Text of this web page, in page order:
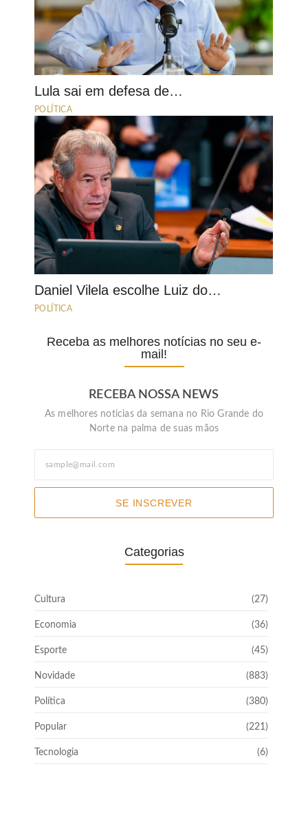
Lula sai em defesa de…
POLÍTICA
Daniel Vilela escolhe Luiz do…
POLÍTICA
Receba as melhores notícias no seu e-
mail!
RECEBA NOSSA NEWS
As melhores noticias da semana no Rio Grande do
Norte na palma de suas mãos
SE INSCREVER
Categorias
Cultura (27)
Economia (36)
Esporte (45)
Novidade (883)
Política (380)
Popular (221)
Tecnologia (6)